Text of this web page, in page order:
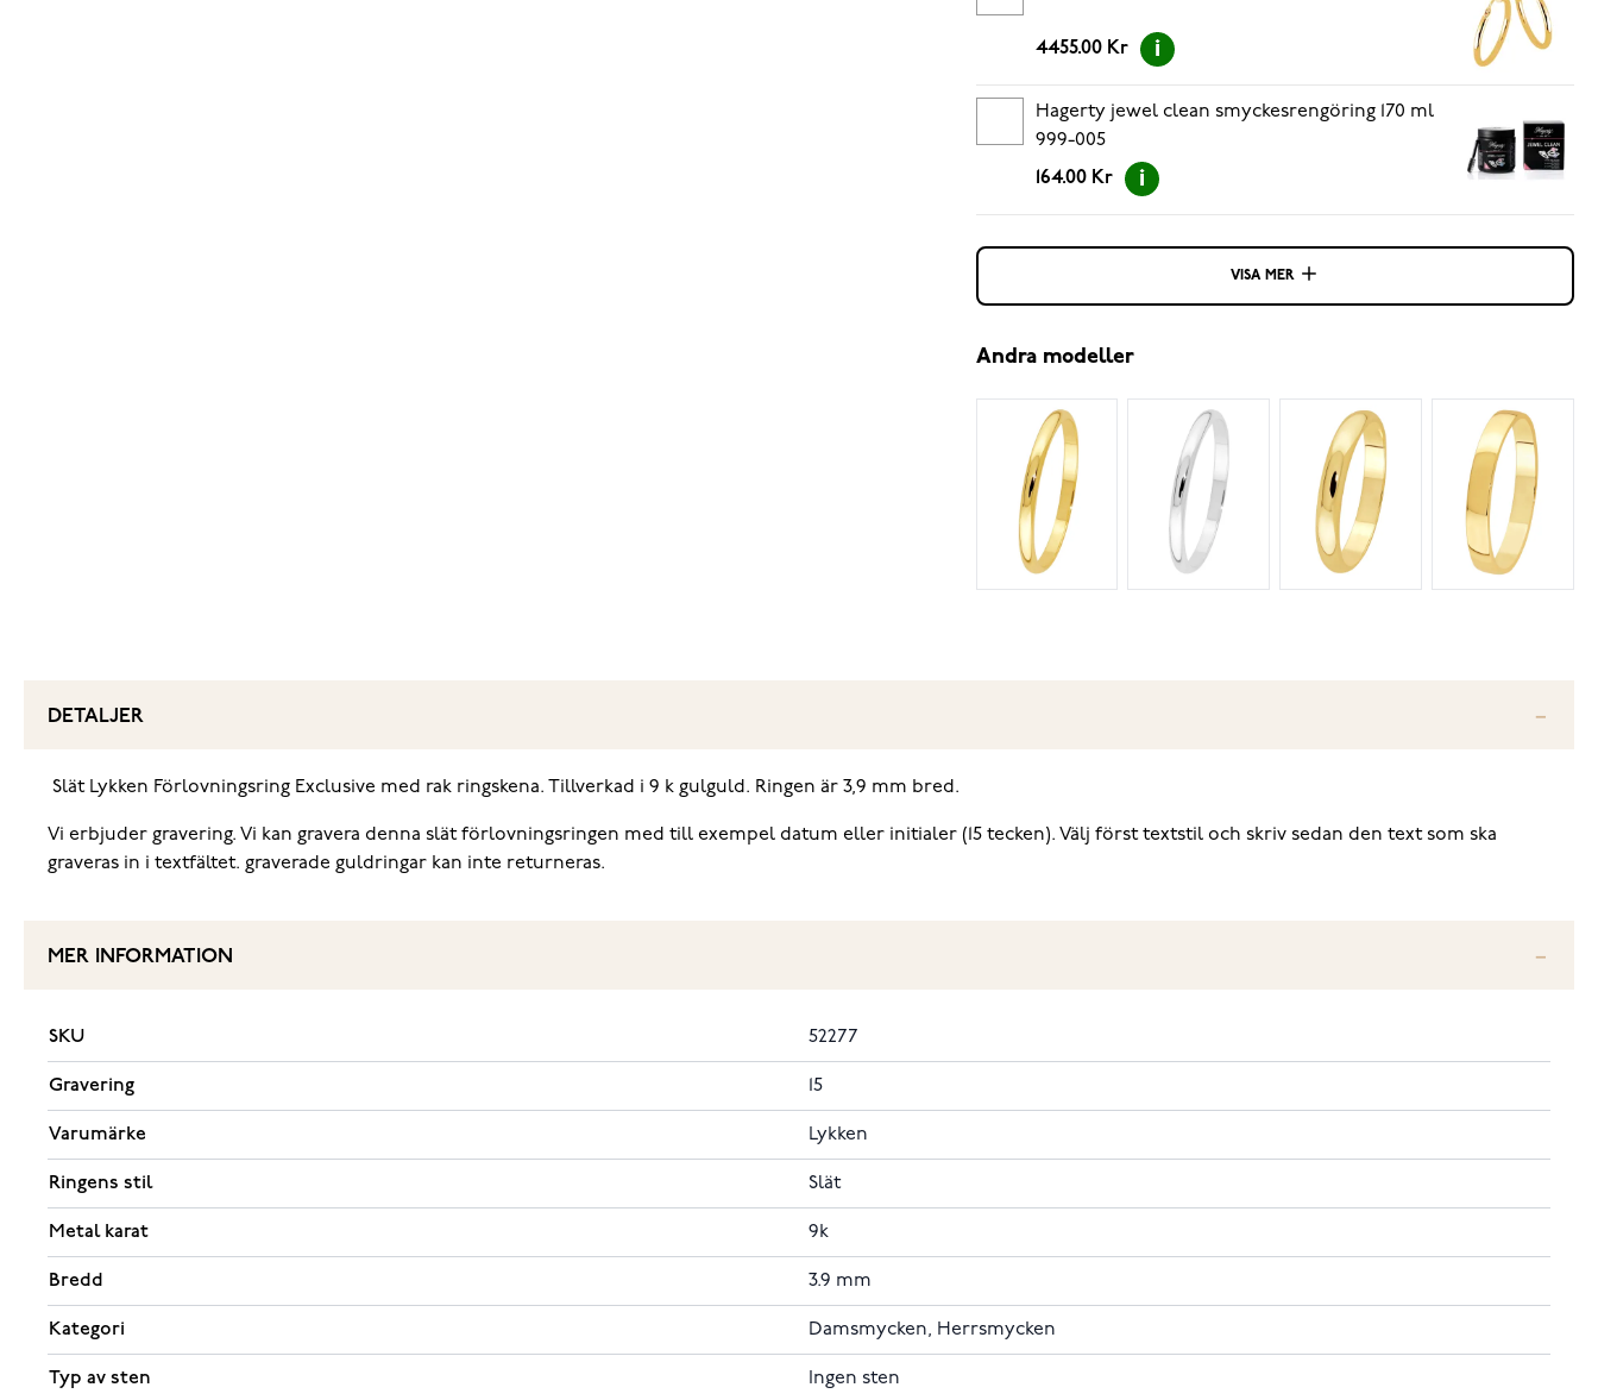
4455.00 Kr
Hagerty jewel clean smyckesrengöring 170 ml
999-005
164.00 Kr
VISA MER
Andra modeller
DETALJER
‌ Slät Lykken Förlovningsring Exclusive med rak ringskena. Tillverkad i 9 k gulguld. Ringen är 3,9 mm bred.
‌Vi erbjuder gravering. Vi kan gravera denna slät förlovningsringen med till exempel datum eller initialer (15 tecken). Välj först textstil och skriv sedan den text som ska
graveras in i textfältet. graverade guldringar kan inte returneras.
MER INFORMATION
SKU 52277
Gravering 15
Varumärke Lykken
Ringens stil Slät
Metal karat 9k
Bredd 3.9 mm
Kategori Damsmycken, Herrsmycken
Typ av sten Ingen sten